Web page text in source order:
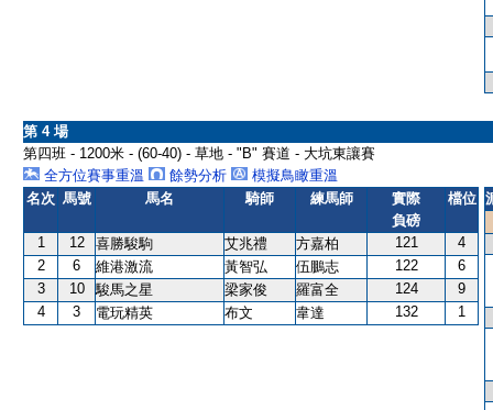
第 4 場
第四班 - 1200米 - (60-40) - 草地 - "B" 賽道 - 大坑東讓賽
全方位賽事重溫
餘勢分析
模擬鳥瞰重溫
名次 馬號 馬名 騎師 練馬師
實際
負磅
檔位
1 12 喜勝駿駒 艾兆禮 方嘉柏 121
4
2
6 維港激流 黃智弘 伍鵬志 122
6
3
10 駿馬之星 梁家俊 羅富全 124
9
4
3 電玩精英 布文 韋達 132 1